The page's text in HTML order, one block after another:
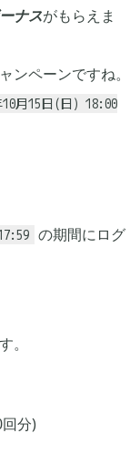
ナスがもらえま
ンペーンですね。
10月15日(日) 18:00
の期間にログ
。
分)
2
1